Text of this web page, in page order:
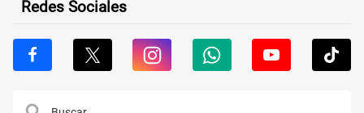
Redes Sociales